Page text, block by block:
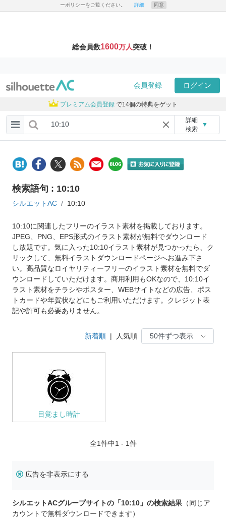
ーポリシーをご覧ください。 詳細 同意
総会員数1600万人突破！
会員登録 ログイン
プレミアム会員登録 で14個の特典をゲット
詳細
検索
▼
検索語句 : 10:10
シルエットAC 10:10
10:10に関連したフリーのイラスト素材を掲載しております。
JPEG、PNG、EPS形式のイラスト素材が無料でダウンロード
し放題です。気に入った10:10イラスト素材が見つかったら、ク
リックして、無料イラストダウンロードページへお進み下さ
い。高品質なロイヤリティーフリーのイラスト素材を無料でダ
ウンロードしていただけます。商用利用もOKなので、10:10イ
ラスト素材をチラシやポスター、WEBサイトなどの広告、ポス
トカードや年賀状などにもご利用いただけます。クレジット表
記や許可も必要ありません。
新着順 | 人気順
目覚まし時計
全1件中1 - 1件
広告を非表示にする
シルエットACグループサイトの「10:10」の検索結果 （同じア
カウントで無料ダウンロードできます）